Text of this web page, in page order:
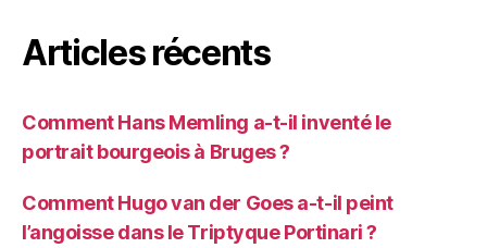
Articles récents
Comment Hans Memling a-t-il inventé le
portrait bourgeois à Bruges ?
Comment Hugo van der Goes a-t-il peint
l’angoisse dans le Triptyque Portinari ?